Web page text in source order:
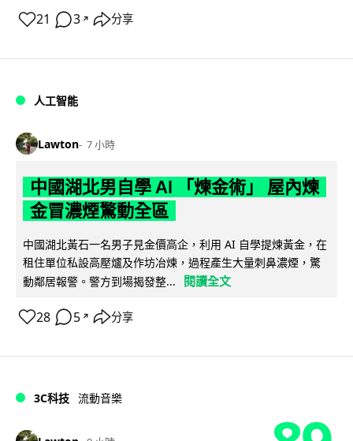
21 3 ↗ 分享
人工智能
Lawton 7 小時
中國湖北男自學 AI 「煉金術」 屋內煉
金冒濃煙驚動全區
中國湖北黃石一名男子見金價高企，利用 AI 自學提煉黃金，在
租住單位私設高壓爐及作坊冶煉，過程產生大量刺鼻濃煙，驚
動鄰居報警。警方到場揭發整...
閱讀全文
28 5 ↗ 分享
3C科技 流動音樂